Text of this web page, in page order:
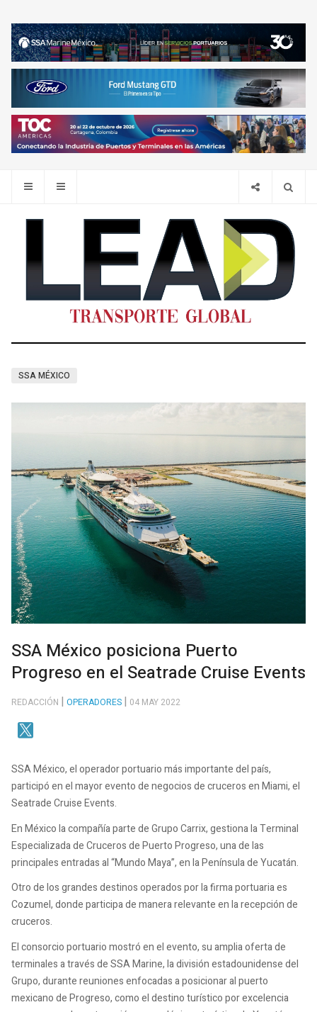
SSA MÉXICO
SSA México posiciona Puerto
Progreso en el Seatrade Cruise Events
REDACCIÓN OPERADORES 04 MAY 2022
SSA México, el operador portuario más importante del país,
participó en el mayor evento de negocios de cruceros en Miami, el
Seatrade Cruise Events.
En México la compañía parte de Grupo Carrix, gestiona la Terminal
Especializada de Cruceros de Puerto Progreso, una de las
principales entradas al “Mundo Maya”, en la Península de Yucatán.
Otro de los grandes destinos operados por la firma portuaria es
Cozumel, donde participa de manera relevante en la recepción de
cruceros.
El consorcio portuario mostró en el evento, su amplia oferta de
terminales a través de SSA Marine, la división estadounidense del
Grupo, durante reuniones enfocadas a posicionar al puerto
mexicano de Progreso, como el destino turístico por excelencia